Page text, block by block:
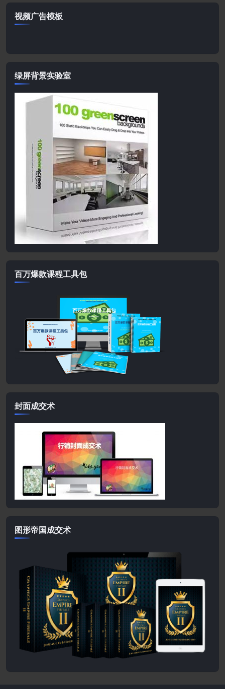
视频广告模板
绿屏背景实验室
百万爆款课程工具包
封面成交术
图形帝国成交术